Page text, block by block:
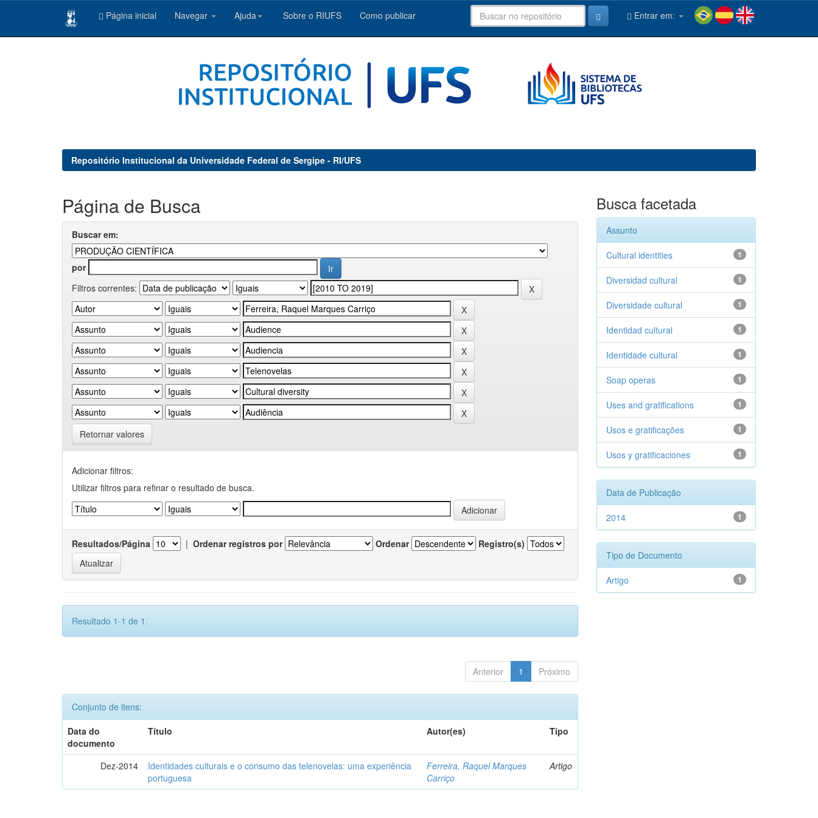
Página inicial Navegar Ajuda Sobre o RIUFS Como publicar Entrar em:
Repositório Institucional da Universidade Federal de Sergipe - RI/UFS
Página de Busca
Buscar em:
por
Filtros correntes:
Retornar valores
Adicionar filtros:
Utilizar filtros para refinar o resultado de busca.
Resultados/Página | Ordenar registros por Ordenar Registro(s)
Resultado 1-1 de 1.
Anterior 1 Próximo
Conjunto de itens:
Data do
documento
Título Autor(es) Tipo
Dez-2014
Identidades culturais e o consumo das telenovelas: uma experiência
portuguesa
Ferreira, Raquel Marques
Carriço
Artigo
Busca facetada
Assunto
1
Cultural identities
1
Diversidad cultural
1
Diversidade cultural
1
Identidad cultural
1
Identidade cultural
1
Soap operas
1
Uses and gratifications
1
Usos e gratificações
1
Usos y gratificaciones
Data de Publicação
1
2014
Tipo de Documento
1
Artigo